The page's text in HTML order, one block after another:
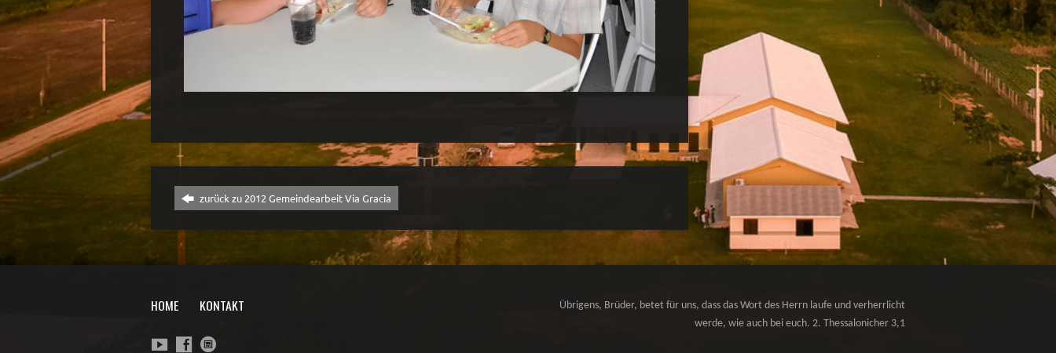
zurück zu 2012 Gemeindearbeit Via Gracia
HOME KONTAKT
Übrigens, Brüder, betet für uns, dass das Wort des Herrn laufe und verherrlicht
werde, wie auch bei euch. 2. Thessalonicher 3,1